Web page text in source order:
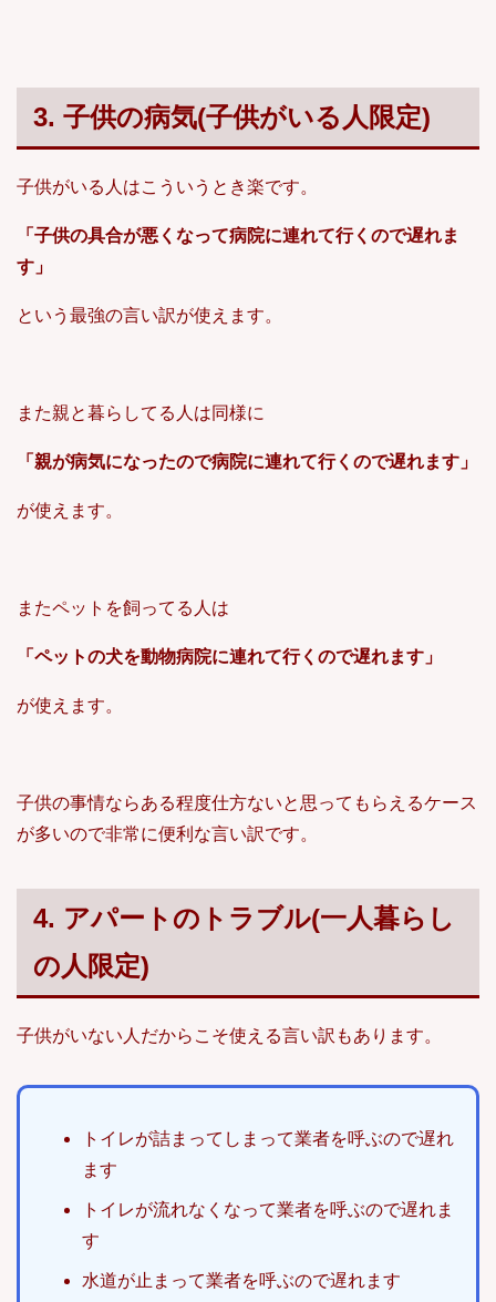
3. 子供の病気(子供がいる人限定)
子供がいる人はこういうとき楽です。
「子供の具合が悪くなって病院に連れて行くので遅れま
す」
という最強の言い訳が使えます。
また親と暮らしてる人は同様に
「親が病気になったので病院に連れて行くので遅れます」
が使えます。
またペットを飼ってる人は
「ペットの犬を動物病院に連れて行くので遅れます」
が使えます。
子供の事情ならある程度仕方ないと思ってもらえるケース
が多いので非常に便利な言い訳です。
4. アパートのトラブル(一人暮らし
の人限定)
子供がいない人だからこそ使える言い訳もあります。
トイレが詰まってしまって業者を呼ぶので遅れ
ます
トイレが流れなくなって業者を呼ぶので遅れま
す
水道が止まって業者を呼ぶので遅れます